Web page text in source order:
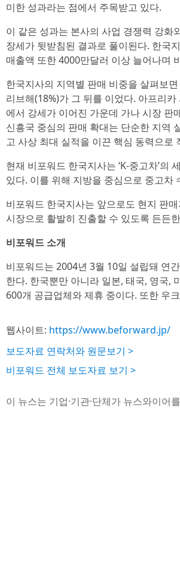
미한 성과라는 점에서 주목받고 있다.
이 같은 성과는 본사의 사업 경쟁력 강
장세가 뒷받침된 결과로 풀이된다. 한국
매출액 또한 4000만달러 이상 늘어나며
한국지사의 지역별 판매 비중을 살펴보
리브해(18%)가 그 뒤를 이었다. 아프리
에서 강세가 이어진 가운데 가나 시장 판
신흥국 중심의 판매 확대는 단순한 지역
고 사상 최대 실적을 이끈 핵심 동력으로
현재 비포워드 한국지사는 ‘K-중고차’의
있다. 이를 위해 지방을 중심으로 중고차
비포워드 한국지사는 앞으로도 현지 판
시장으로 활발히 진출할 수 있도록 든든
비포워드 소개
비포워드는 2004년 3월 10일 설립돼 연
한다. 한국뿐만 아니라 일본, 태국, 영국,
600개 공급업체와 제휴 중이다. 또한 우
웹사이트: https://www.beforward.jp/
보도자료 연락처와 원문보기 >
비포워드 전체 보도자료 보기 >
이 뉴스는 기업·기관·단체가 뉴스와이